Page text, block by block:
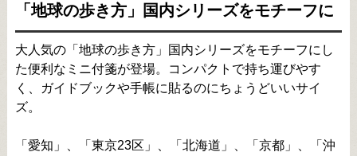
「地球の歩き方」国内シリーズをモチーフに
大人気の「地球の歩き方」国内シリーズをモチーフにし
た便利なミニ付箋が登場。コンパクトで持ち運びやす
く、ガイドブックや手帳に貼るのにちょうどいいサイ
ズ。
「愛知」、「東京23区」、「北海道」、「京都」、「沖